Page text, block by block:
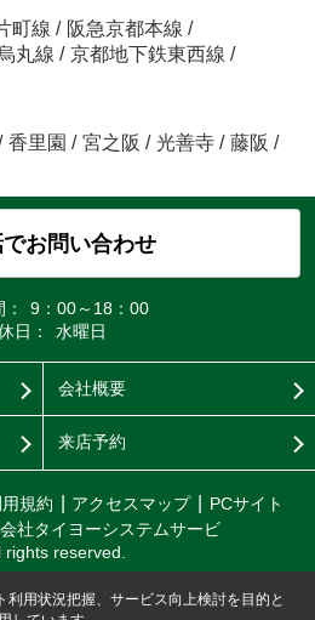
町線 / 阪急京都本線 /
丸線 / 京都地下鉄東西線 /
香里園 / 宮之阪 / 光善寺 / 藤阪 /
お問い合わせ
9：00～18：00
日：
水曜日
会社概要
来店予約
規約 アクセスマップ
PCサイト
社タイヨーシステムサービ
rights reserved.
用状況把握、サービス向上検討を目的と